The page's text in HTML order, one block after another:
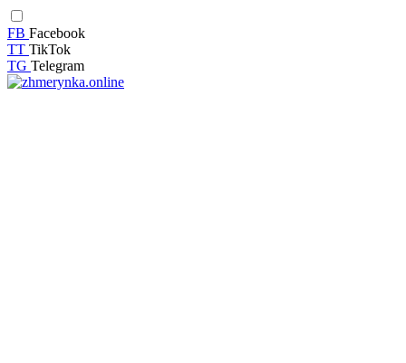
FB Facebook
TT TikTok
TG Telegram